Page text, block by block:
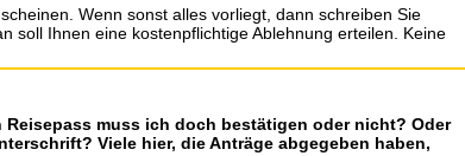
Wenn sonst alles vorliegt, dann schreiben Sie
soll Ihnen eine kostenpflichtige Ablehnung erteilen. Keine
muss ich doch bestätigen oder nicht? Oder
Viele hier, die Anträge abgegeben haben,